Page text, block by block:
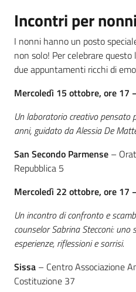
Incontri per
I nonni hanno un posto
non solo! Per celebrare
due appuntamenti ricchi di
Mercoledì 15 ottobre, ore 17
Un laboratorio creativo pensato
anni, guidato da Alessia De
San Secondo Parmense –
Repubblica 5
Mercoledì 22 ottobre, ore 17
Un incontro di confronto e
counselor Sabrina Stecconi: uno
esperienze, riflessioni e sorrisi.
Sissa – Centro Associazione
Costituzione 37